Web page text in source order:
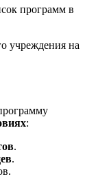
учреждения на
:
.
.